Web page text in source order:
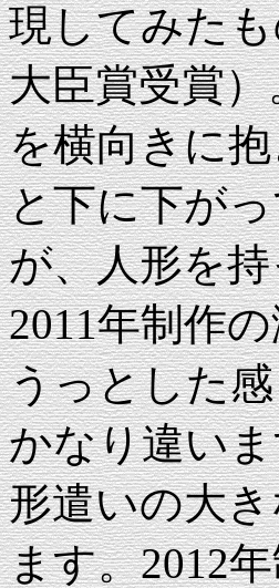
現してみた
大臣賞受賞
を横向きに
と下に下が
が、人形を
2011年制作
うっとした
かなり違い
形遣いの大
ます。2012